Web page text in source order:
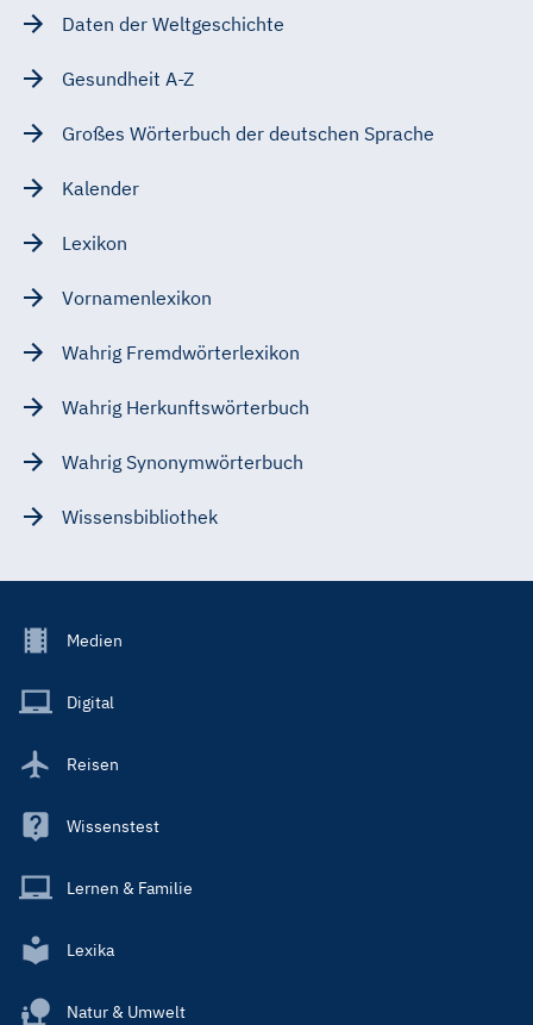
Daten der Weltgeschichte
Gesundheit A-Z
Großes Wörterbuch der deutschen Sprache
Kalender
Lexikon
Vornamenlexikon
Wahrig Fremdwörterlexikon
Wahrig Herkunftswörterbuch
Wahrig Synonymwörterbuch
Wissensbibliothek
Footer
Main
Medien
Digital
Reisen
Wissenstest
Lernen & Familie
Lexika
Natur & Umwelt